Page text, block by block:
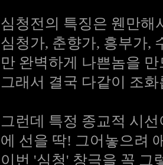
심청전의 특징은 웬만해
심청가, 춘향가, 흥부가,
만 완벽하게 나쁜놈을
그래서 결국 다같이 조
그런데 특정 종교적 시
에 선을 딱! 그어놓으려
이번 '심청' 창극을 꼭 그